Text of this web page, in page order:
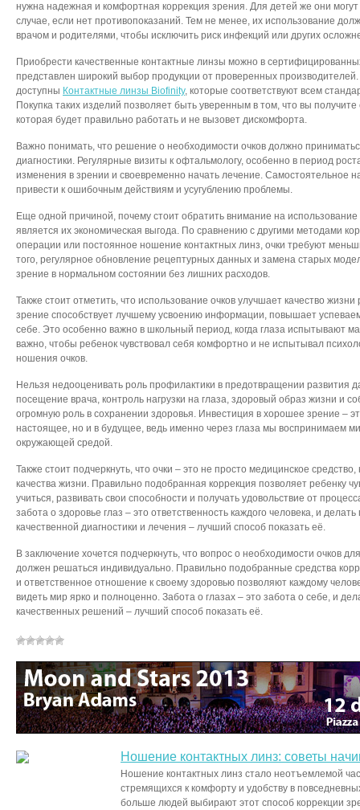
нужна надежная и комфортная коррекция зрения. Для детей же они могут
случае, если нет противопоказаний. Тем не менее, их использование
врачом и родителями, чтобы исключить риск инфекций или других
Приобрести качественные контактные линзы можно в
представлен широкий выбор продукции от проверенных
доступны Контактные линзы Biofinity, которые соответствуют всем
Покупка таких изделий позволяет быть уверенным в том, что вы
которая будет правильно работать и не вызовет дискомфорта.
Важно понимать, что решение о необходимости очков должно
диагностики. Регулярные визиты к офтальмологу, особенно в период
изменения в зрении и своевременно начать лечение. Самостоятельное
привести к ошибочным действиям и усугублению проблемы.
Еще одной причиной, почему стоит обратить внимание на использование
является их экономическая выгода. По сравнению с другими методами
операции или постоянное ношение контактных линз, очки требуют
того, регулярное обновление рецептурных данных и замена старых
зрение в нормальном состоянии без лишних расходов.
Также стоит отметить, что использование очков улучшает качество
зрение способствует лучшему усвоению информации, повышает
себе. Это особенно важно в школьный период, когда глаза испытывают
важно, чтобы ребенок чувствовал себя комфортно и не испытывал
ношения очков.
Нельзя недооценивать роль профилактики в предотвращении развития
посещение врача, контроль нагрузки на глаза, здоровый образ жизни и
огромную роль в сохранении здоровья. Инвестиция в хорошее зрение –
настоящее, но и в будущее, ведь именно через глаза мы воспринимаем
окружающей средой.
Также стоит подчеркнуть, что очки – это не просто медицинское
качества жизни. Правильно подобранная коррекция позволяет ребенку
учиться, развивать свои способности и получать удовольствие от
забота о здоровье глаз – это ответственность каждого человека, и
качественной диагностики и лечения – лучший способ показать её.
В заключение хочется подчеркнуть, что вопрос о необходимости очков
должен решаться индивидуально. Правильно подобранные средства
и ответственное отношение к своему здоровью позволяют каждому
видеть мир ярко и полноценно. Забота о глазах – это забота о себе, и
качественных решений – лучший способ показать её.
Ношение контактных линз: советы
Ношение контактных линз стало неотъемлемой
стремящихся к комфорту и удобству в
больше людей выбирают этот способ коррекции